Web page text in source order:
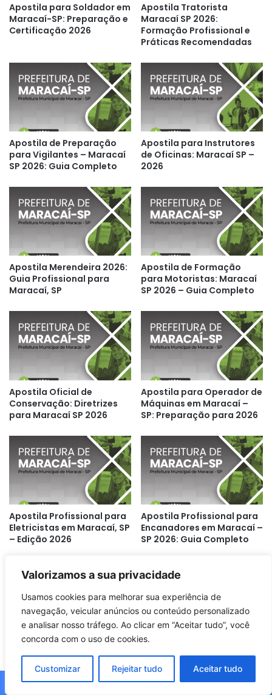
Valorizamos a sua privacidade
Usamos cookies para melhorar sua experiência de
navegação, veicular anúncios ou conteúdo personalizado
e analisar nosso tráfego. Ao clicar em “Aceitar tudo”, você
concorda com o uso de cookies.
Customizar Rejeitar tudo Aceitar tudo
Apostila para Soldador em
Maracaí-SP: Preparação e
Certificação 2026
Apostila Tratorista
Maracaí SP 2026:
Formação Profissional e
Práticas Recomendadas
Apostila de Preparação
para Vigilantes – Maracaí
SP 2026: Guia Completo
Apostila para Instrutores
de Oficinas: Maracaí SP –
2026
Apostila Merendeira 2026:
Guia Profissional para
Maracaí, SP
Apostila de Formação
para Motoristas: Maracaí
SP 2026 – Guia Completo
Apostila Oficial de
Conservação: Diretrizes
para Maracaí SP 2026
Apostila para Operador de
Máquinas em Maracaí –
SP: Preparação para 2026
Apostila Profissional para
Eletricistas em Maracaí, SP
– Edição 2026
Apostila Profissional para
Encanadores em Maracaí –
SP 2026: Guia Completo
Apostila Técnica em
Araraquara SP | 2026
Apostila de Formação
Segurança do Trabalho –
FUNGOTA Araraquara 2026